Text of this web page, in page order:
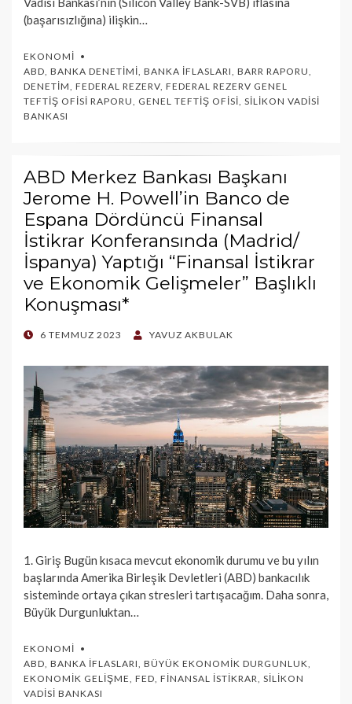
(başarısızlığına) ilişkin…
EKONOMI
ABD BANKA DENETIMI BANKA İFLASLARI BARR RAPORU
DENETIM FEDERAL REZERV FEDERAL REZERV GENEL
TEFTIŞ OFISI RAPORU
GENEL TEFTIŞ OFISI SILIKON VADISI
BANKASI
ABD Merkez Bankası Başkanı
Jerome H. Powell’in Banco de
Espana Dördüncü Finansal
İstikrar Konferansında (Madrid/
İspanya) Yaptığı “Finansal İstikrar
ve Ekonomik Gelişmeler” Başlıklı
Konuşması*
POSTED
6 TEMMUZ 2023 YAVUZ AKBULAK
1. Giriş Bugün kısaca mevcut ekonomik durumu ve bu yılın
başlarında Amerika Birleşik Devletleri (ABD) bankacılık
sisteminde ortaya çıkan stresleri tartışacağım. Daha sonra,
Büyük Durgunluktan…
EKONOMI
ABD BANKA İFLASLARI BÜYÜK EKONOMIK DURGUNLUK
EKONOMIK GELIŞME FED FINANSAL İSTIKRAR SILIKON
VADISI BANKASI